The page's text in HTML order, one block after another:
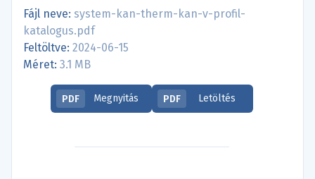
Fájl neve: system-kan-therm-kan-v-profil-
katalogus.pdf
Feltöltve: 2024-06-15
Méret: 3.1 MB
PDF Megnyitás PDF Letöltés